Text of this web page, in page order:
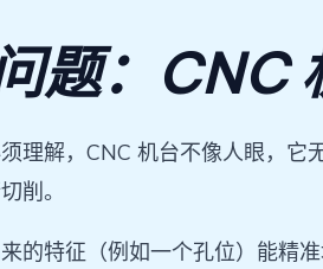
题：CNC
理解，CNC 机台不像人眼，
削。
的特征（例如一个孔位）能精